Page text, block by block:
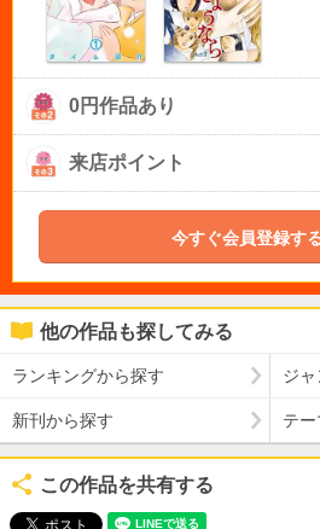
0円作品あり
来店ポイント
今すぐ会員登録す
他の作品も探してみる
ランキングから探す ジ
新刊から探す テ
この作品を共有する